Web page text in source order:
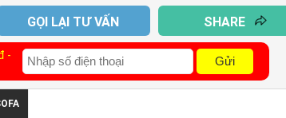
GỌI LẠI TƯ VẤN SHARE
-
Gửi